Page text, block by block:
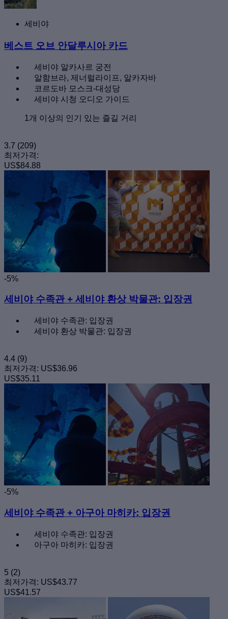
세비야
베스트 오브 안달루시아 카드
세비야 알카사르 궁전
알함브라, 제너럴라이프, 알카자바
코르도바 모스크-대성당
세비야 시청 오디오 가이드
1개 이상의 인기 있는 즐길 거리
3.7 (209)
최저가격:
US$84.88
-5%
세비야 수족관 + 세비야 환상 박물관: 입장권
세비야 수족관: 입장권
세비야 환상 박물관: 입장권
4.4 (9)
최저가격: US$36.96
US$35.11
-5%
세비야 수족관 + 아구아 마히카: 입장권
세비야 수족관: 입장권
아구아 마히카: 입장권
5 (2)
최저가격: US$43.77
US$41.57